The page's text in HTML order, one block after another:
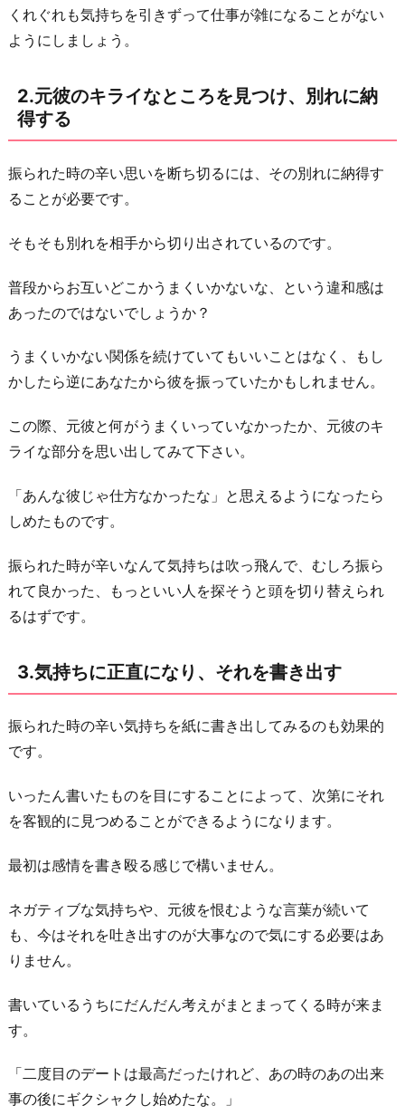
ち
に
直
に
な
り、
そ
を
き
出
空
の
界
に
避
し
て
る
新
し
こ
と
を
め、
忙
し
過
て
み
くれぐれも気持ちを引きずって仕事が雑になることがない
ようにしましょう。
2.元彼のキライなところを見つけ、別れに納
得する
振られた時の辛い思いを断ち切るには、その別れに納得す
ることが必要です。
そもそも別れを相手から切り出されているのです。
普段からお互いどこかうまくいかないな、という違和感は
あったのではないでしょうか？
うまくいかない関係を続けていてもいいことはなく、もし
かしたら逆にあなたから彼を振っていたかもしれません。
この際、元彼と何がうまくいっていなかったか、元彼のキ
ライな部分を思い出してみて下さい。
「あんな彼じゃ仕方なかったな」と思えるようになったら
しめたものです。
振られた時が辛いなんて気持ちは吹っ飛んで、むしろ振ら
れて良かった、もっといい人を探そうと頭を切り替えられ
るはずです。
3.気持ちに正直になり、それを書き出す
振られた時の辛い気持ちを紙に書き出してみるのも効果的
です。
いったん書いたものを目にすることによって、次第にそれ
を客観的に見つめることができるようになります。
最初は感情を書き殴る感じで構いません。
ネガティブな気持ちや、元彼を恨むような言葉が続いて
も、今はそれを吐き出すのが大事なので気にする必要はあ
りません。
書いているうちにだんだん考えがまとまってくる時が来ま
す。
「二度目のデートは最高だったけれど、あの時のあの出来
事の後にギクシャクし始めたな。」